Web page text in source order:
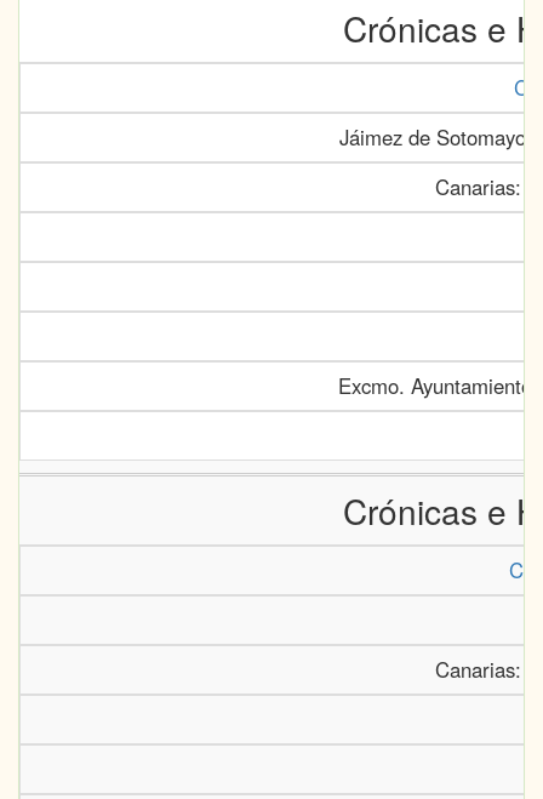
Crónicas e
Jáimez de
Canarias:
Excmo.
Crónicas e
Canarias: